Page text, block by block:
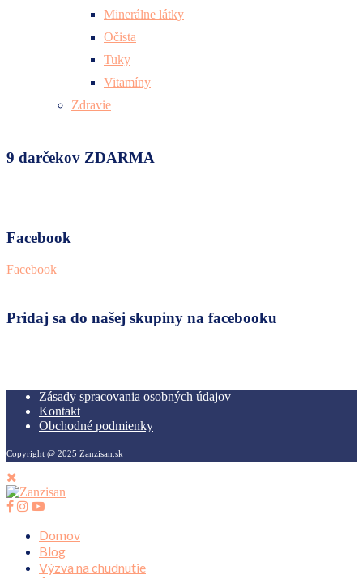
Minerálne látky
Očista
Tuky
Vitamíny
Zdravie
9 darčekov ZDARMA
Facebook
Facebook
Pridaj sa do našej skupiny na facebooku
Zásady spracovania osobných údajov
Kontakt
Obchodné podmienky
Copyright @ 2025 Zanzisan.sk
Domov
Blog
Výzva na chudnutie